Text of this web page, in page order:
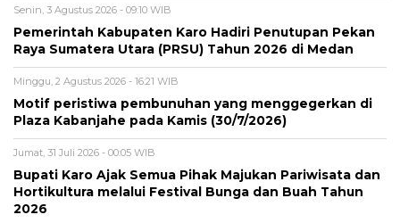
Senin, 3 Agustus 2026 - 09:10 WIB
Pemerintah Kabupaten Karo Hadiri Penutupan Pekan
Raya Sumatera Utara (PRSU) Tahun 2026 di Medan
Minggu, 2 Agustus 2026 - 16:21 WIB
Motif peristiwa pembunuhan yang menggegerkan di
Plaza Kabanjahe pada Kamis (30/7/2026)
Jumat, 31 Juli 2026 - 00:05 WIB
Bupati Karo Ajak Semua Pihak Majukan Pariwisata dan
Hortikultura melalui Festival Bunga dan Buah Tahun
2026